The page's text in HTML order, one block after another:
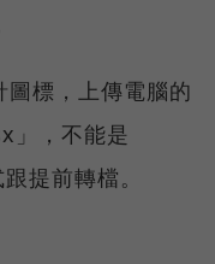
標，上傳電腦的
」，不能是
提前轉檔。